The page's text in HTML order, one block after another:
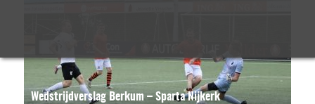
Wedstrijdverslag Berkum – Sparta Nijkerk